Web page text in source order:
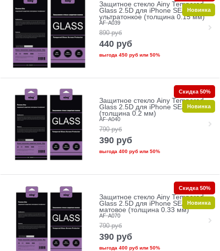
Защитное стекло Ainy Tempered
Glass 2.5D для iPhone SE/5/5c/5s
ультратонкое (толщина 0.15 мм)
AF-A039
890 руб
440 руб
выгода 450 рубили 50%
Новинка
Защитное стекло Ainy Tempered
Glass 2.5D для iPhone SE/5/5c/5s
(толщина 0.2 мм)
AF-A040
790 руб
390 руб
выгода 400 рубили 50%
Скидка 50%
Новинка
Защитное стекло Ainy Tempered
Glass 2.5D для iPhone SE/5/5c/5s
матовое (толщина 0.33 мм)
AF-A070
790 руб
390 руб
выгода 400 рубили 50%
Скидка 50%
Новинка